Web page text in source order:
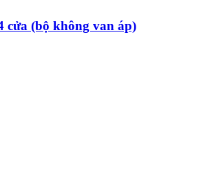
cửa (bộ không van áp)